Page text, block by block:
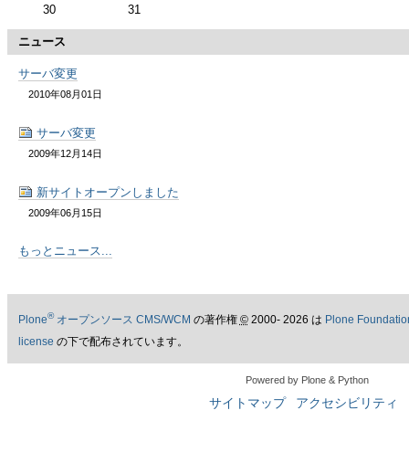
ぶ
30
31
ニュース
サーバ変更
2010年08月01日
サーバ変更
2009年12月14日
新サイトオープンしました
2009年06月15日
もっとニュース...
Plone®オープンソース CMS/WCM の著作権 ©2000- 2026 は Plone
license の下で配布されています。
Powered by Plone & Python
サイトマップ アクセシビリティ